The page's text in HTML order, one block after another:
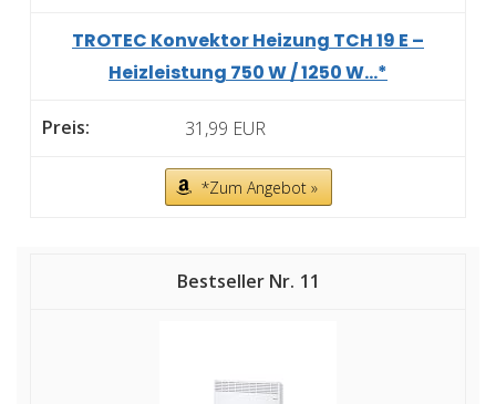
TROTEC Konvektor Heizung TCH 19 E –
Heizleistung 750 W / 1250 W...*
31,99 EUR
*Zum Angebot »
11